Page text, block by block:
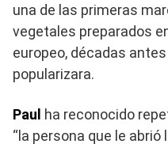
una de las primeras
vegetales preparados
europeo, décadas
popularizara.
Paul ha reconocido
“la persona que le